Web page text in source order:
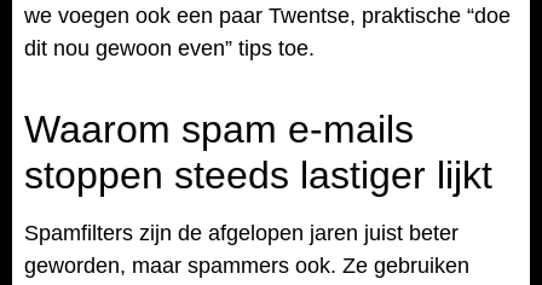
we voegen ook een paar Twentse, praktische “doe
dit nou gewoon even” tips toe.
Waarom spam e-mails
stoppen steeds lastiger lijkt
Spamfilters zijn de afgelopen jaren juist beter
geworden, maar spammers ook. Ze gebruiken